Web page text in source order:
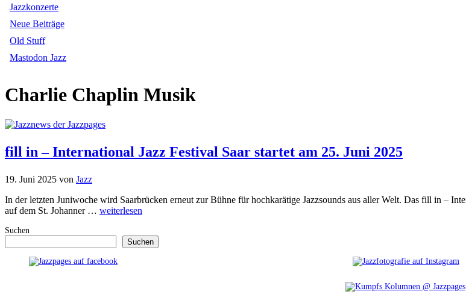
Jazzkonzerte
Neue Beiträge
Old Stuff
Mastodon Jazz
Charlie Chaplin Musik
fill in – International Jazz Festival Saar startet am 25. Juni 2025
19. Juni 2025 von Jazz
In der letzten Juniwoche wird Saarbrücken erneut zur Bühne für hochkarätige Jazzsounds aus aller Welt. Das fill in –
auf dem St. Johanner … weiterlesen
Suchen
Suchen